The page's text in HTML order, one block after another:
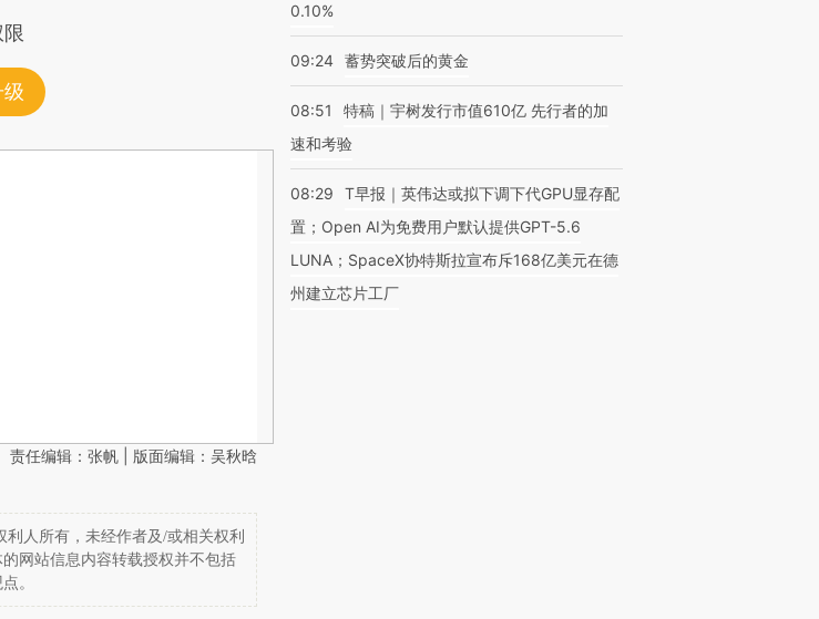
责任编辑：张帆 | 版面编辑：吴秋晗
人所有，未经作者及/或相关权利
网站信息内容转载授权并不包括
。
0.10%
09:24 蓄势突破后的黄金
08:51
特稿｜宇树发行市值610亿 先行者的加
速和考验
08:29
T早报｜英伟达或拟下调下代GPU显存配
置；Open AI为免费用户默认提供GPT-5.6
LUNA；SpaceX协特斯拉宣布斥168亿美元在德
州建立芯片工厂